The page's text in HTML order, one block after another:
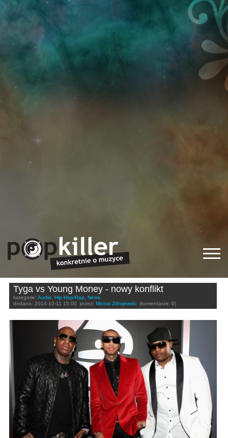
Tyga vs Young Money - nowy konflikt
kategorie: Audio, Hip-Hop/Rap, News
dodano: 2014-10-11 15:00 przez: Michał Zdrojewski (komentarze: 0)